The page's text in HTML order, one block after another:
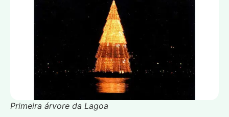
Primeira árvore da Lagoa